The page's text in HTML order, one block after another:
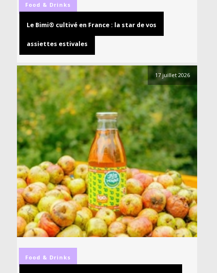
Food & Drinks
Le Bimi® cultivé en France : la star de vos
assiettes estivales
17 juillet 2026
Food & Drinks